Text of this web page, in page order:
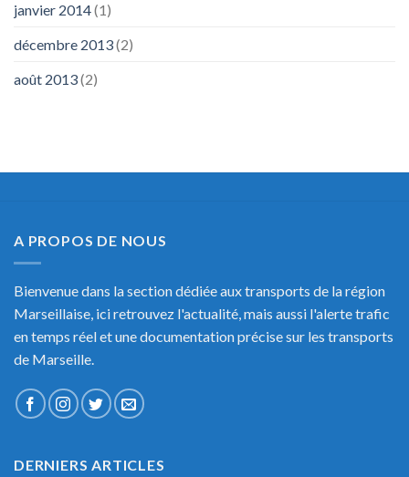
janvier 2014(1)
décembre 2013(2)
août 2013(2)
A PROPOS DE NOUS
Bienvenue dans la section dédiée aux transports de la région
Marseillaise, ici retrouvez l'actualité, mais aussi l'alerte trafic
en temps réel et une documentation précise sur les transports
de Marseille.
DERNIERS ARTICLES